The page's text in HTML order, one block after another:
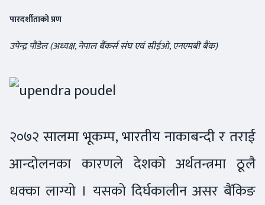
पारदर्शीताको प्रण
उपेन्द्र पौडेल (अध्यक्ष, नेपाल बैंकर्स संघ एवं सीईओ, एनएमबी बैंक)
२०७२ सालमा भूकम्प, भारतीय नाकाबन्दी र तराई
आन्दोलनका कारणले देशको अर्थतन्त्रमा ठूलै
धक्का लाग्यो । यसको दिर्घकालीन असर बैंकिङ